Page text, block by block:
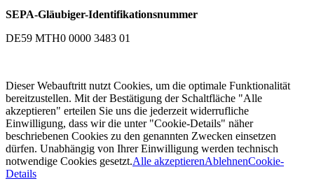
SEPA-Gläubiger-Identifikationsnummer
DE59 MTH0 0000 3483 01
Dieser Webauftritt nutzt Cookies, um die optimale Funktionalität
bereitzustellen. Mit der Bestätigung der Schaltfläche "Alle
akzeptieren" erteilen Sie uns die jederzeit widerrufliche
Einwilligung, dass wir die unter "Cookie-Details" näher
beschriebenen Cookies zu den genannten Zwecken einsetzen
dürfen. Unabhängig von Ihrer Einwilligung werden technisch
notwendige Cookies gesetzt.Alle akzeptierenAblehnenCookie-
Details